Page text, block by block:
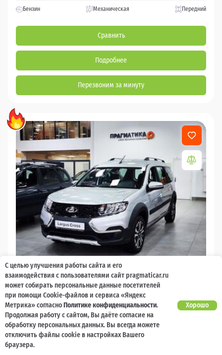
Бензин Механическая Передний
Сравнить
Подробнее
Перезвоним за минуту
LADA Largus
2026
Есть предложение?
Улучшим! Ваш кешбек 10 000 баллов
2 017 000 ₽
1 477 600₽
С целью улучшения работы сайта и его
взаимодействия с пользователями сайт pragmaticar.ru
может собирать персональные данные посетителей
при помощи Cookie-файлов и сервиса «Яндекс
Метрика» согласноПолитике конфиденциальности.
Продолжая работу с сайтом, Вы даёте согласие на
обработку персональных данных. Вы всегда можете
отключить файлы cookie в настройках Вашего
браузера.
Хорошо